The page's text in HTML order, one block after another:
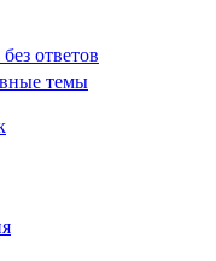
ответов
темы